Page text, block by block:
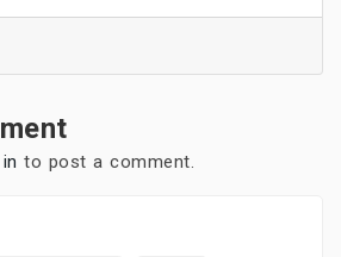
to post a comment.